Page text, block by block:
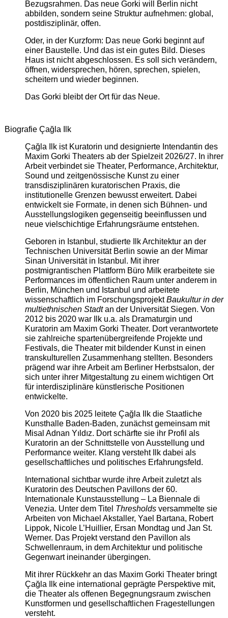
Bezugsrahmen. Das neue Gorki will Berlin nicht
abbilden, sondern seine Struktur aufnehmen: global,
postdisziplinär, offen.
Oder, in der Kurzform: Das neue Gorki beginnt auf
einer Baustelle. Und das ist ein gutes Bild. Dieses
Haus ist nicht abgeschlossen. Es soll sich verändern,
öffnen, widersprechen, hören, sprechen, spielen,
scheitern und wieder beginnen.
Das Gorki bleibt der Ort für das Neue.
Biografie Çağla Ilk
Çağla Ilk ist Kuratorin und designierte Intendantin des
Maxim Gorki Theaters ab der Spielzeit 2026/27. In ihrer
Arbeit verbindet sie Theater, Performance, Architektur,
Sound und zeitgenössische Kunst zu einer
transdisziplinären kuratorischen Praxis, die
institutionelle Grenzen bewusst erweitert. Dabei
entwickelt sie Formate, in denen sich Bühnen- und
Ausstellungslogiken gegenseitig beeinflussen und
neue vielschichtige Erfahrungsräume entstehen.
Geboren in Istanbul, studierte Ilk Architektur an der
Technischen Universität Berlin sowie an der Mimar
Sinan Universität in Istanbul. Mit ihrer
postmigrantischen Plattform Büro Milk erarbeitete sie
Performances im öffentlichen Raum unter anderem in
Berlin, München und Istanbul und arbeitete
wissenschaftlich im ForschungsprojektBaukultur in der
multiethnischen Stadtan der Universität Siegen. Von
2012 bis 2020 war Ilk u.a. als Dramaturgin und
Kuratorin am Maxim Gorki Theater. Dort verantwortete
sie zahlreiche spartenübergreifende Projekte und
Festivals, die Theater mit bildender Kunst in einen
transkulturellen Zusammenhang stellten. Besonders
prägend war ihre Arbeit am Berliner Herbstsalon, der
sich unter ihrer Mitgestaltung zu einem wichtigen Ort
für interdisziplinäre künstlerische Positionen
entwickelte.
Von 2020 bis 2025 leitete Çağla Ilk die Staatliche
Kunsthalle Baden-Baden, zunächst gemeinsam mit
Misal Adnan Yıldız. Dort schärfte sie ihr Profil als
Kuratorin an der Schnittstelle von Ausstellung und
Performance weiter. Klang versteht Ilk dabei als
gesellschaftliches und politisches Erfahrungsfeld.
International sichtbar wurde ihre Arbeit zuletzt als
Kuratorin des Deutschen Pavillons der 60.
Internationale Kunstausstellung – La Biennale di
Venezia. Unter dem Titel Thresholdsversammelte sie
Arbeiten von Michael Akstaller, Yael Bartana, Robert
Lippok, Nicole L’Huillier, Ersan Mondtag und Jan St.
Werner. Das Projekt verstand den Pavillon als
Schwellenraum, in dem Architektur und politische
Gegenwart ineinander übergingen.
Mit ihrer Rückkehr an das Maxim Gorki Theater bringt
Çağla Ilk eine international geprägte Perspektive mit,
die Theater als offenen Begegnungsraum zwischen
Kunstformen und gesellschaftlichen Fragestellungen
versteht.